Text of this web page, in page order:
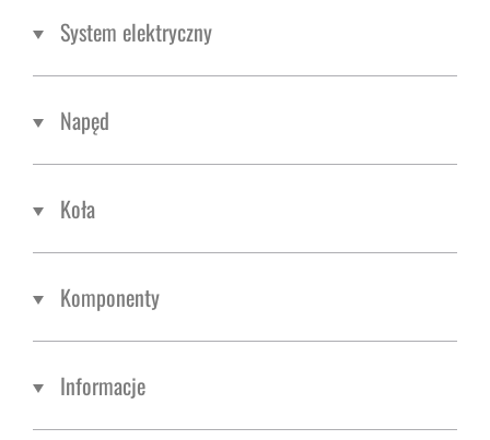
System elektryczny
Napęd
Koła
Komponenty
Informacje